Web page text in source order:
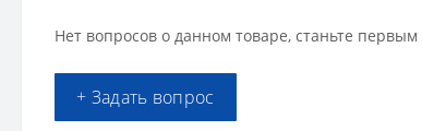
Нет вопросов о данном товаре, станьте
+ Задать вопрос